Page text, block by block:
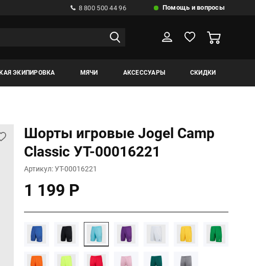
8 800 500 44 96 Помощь и вопросы
ЭКИПИРОВКА МЯЧИ АКСЕССУАРЫ СКИДКИ
Шорты игровые Jogel Camp
Classic УТ-00016221
Артикул: УТ-00016221
1 199 Р